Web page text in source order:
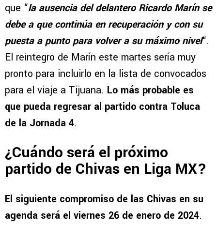
que “la ausencia del delantero Ricardo Marín se
debe a que continúa en recuperación y con su
puesta a punto para volver a su máximo nivel“.
El reintegro de Marín este martes sería muy
pronto para incluirlo en la lista de convocados
para el viaje a Tijuana. Lo más probable es
que pueda regresar al partido contra Toluca
de la Jornada 4.
¿Cuándo será el próximo
partido de Chivas en Liga MX?
El siguiente compromiso de las Chivas en su
agenda será el viernes 26 de enero de 2024.